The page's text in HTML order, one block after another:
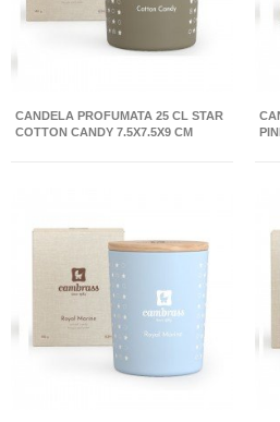
CANDELA PROFUMATA 25 CL STAR
COTTON CANDY 7.5X7.5X9 CM